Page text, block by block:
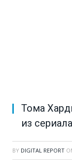
Тома
из
BY DIGITAL REPORT